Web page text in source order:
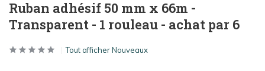
Ruban adhésif 50 mm x 66m -
Transparent - 1 rouleau - achat par 6
Tout afficher Nouveaux